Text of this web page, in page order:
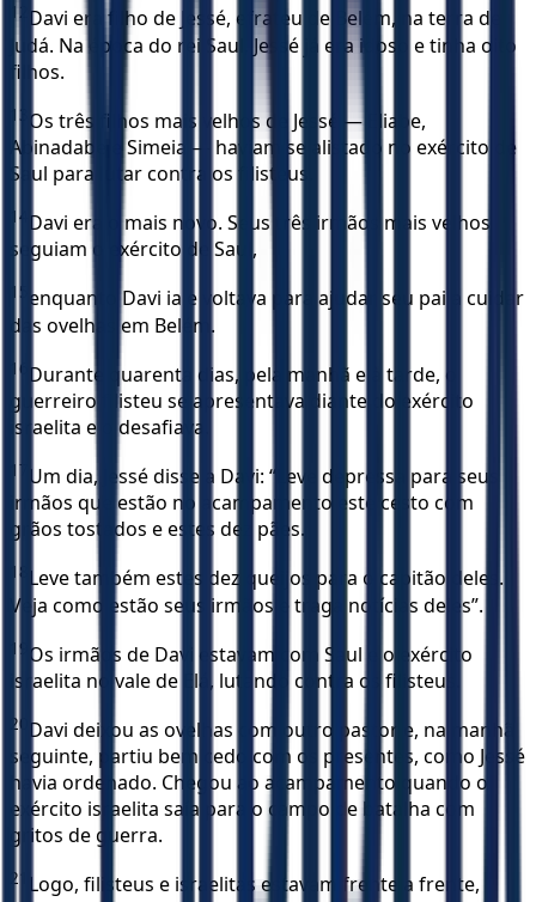
12 Davi era filho de Jessé, efrateu de Belém, na terra de
Judá. Na época do rei Saul, Jessé já era idoso e tinha oito
filhos.
13 Os três filhos mais velhos de Jessé — Eliabe,
Abinadabe e Simeia — haviam se alistado no exército de
Saul para lutar contra os filisteus.
14 Davi era o mais novo. Seus três irmãos mais velhos
seguiam o exército de Saul,
15 enquanto Davi ia e voltava para ajudar seu pai a cuidar
das ovelhas em Belém.
16 Durante quarenta dias, pela manhã e à tarde, o
guerreiro filisteu se apresentava diante do exército
israelita e o desafiava.
17 Um dia, Jessé disse a Davi: “Leve depressa para seus
irmãos que estão no acampamento este cesto com
grãos tostados e estes dez pães.
18 Leve também estes dez queijos para o capitão deles.
Veja como estão seus irmãos e traga notícias deles”.
19 Os irmãos de Davi estavam com Saul e o exército
israelita no vale de Elá, lutando contra os filisteus.
20 Davi deixou as ovelhas com outro pastor e, na manhã
seguinte, partiu bem cedo com os presentes, como Jessé
havia ordenado. Chegou ao acampamento quando o
exército israelita saía para o campo de batalha com
gritos de guerra.
21
Logo, filisteus e israelitas estavam frente a frente,